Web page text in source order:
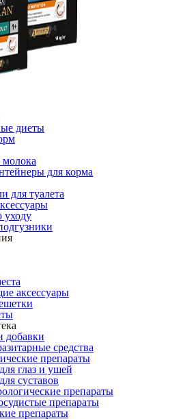
диеты
молока
для корма
для туалета
уходу
аксессуары
добавки
средства
препараты
глаз и ушей
суставов
препараты
препараты
препараты